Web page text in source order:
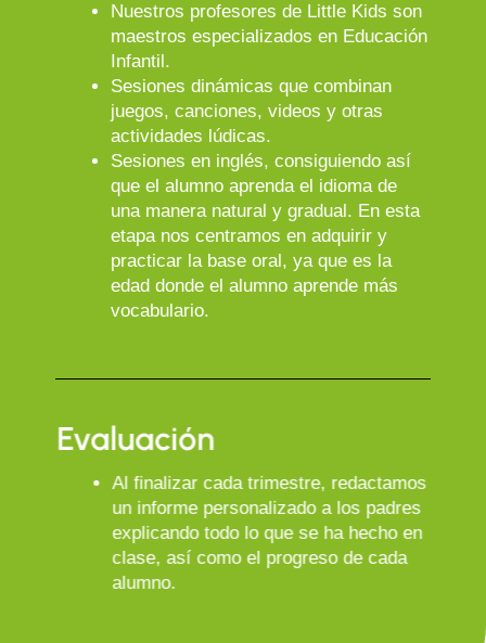
Nuestros profesores de Little Kids son
maestros especializados en Educación
Infantil.
Sesiones dinámicas que combinan
juegos, canciones, videos y otras
actividades lúdicas.
Sesiones en inglés, consiguiendo así
que el alumno aprenda el idioma de
una manera natural y gradual. En esta
etapa nos centramos en adquirir y
practicar la base oral, ya que es la
edad donde el alumno aprende más
vocabulario.
Evaluación
Al finalizar cada trimestre, redactamos
un informe personalizado a los padres
explicando todo lo que se ha hecho en
clase, así como el progreso de cada
alumno.
Utilizamos cookies para ofrecerle la mejor experiencia en nuestra
Puede aprender más sobre qué cookies utilizamos o desactivarlas
parámetros.
Rechazar Configuración